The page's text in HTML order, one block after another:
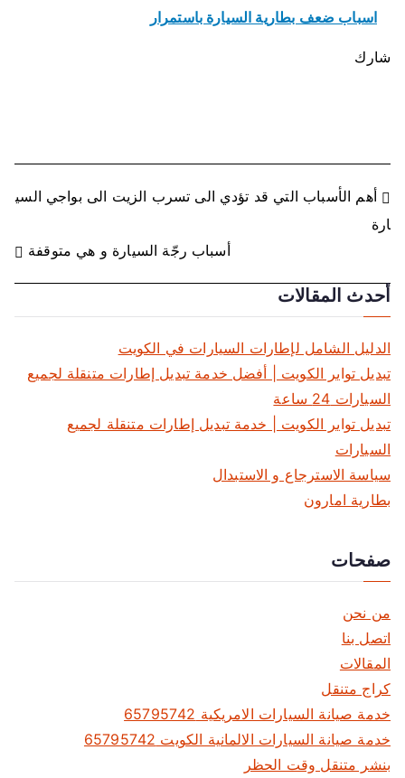
اسباب ضعف بطارية السيارة باستمرار
شارك
ت
ص
فّ
ح
ا
ل
م
ق
ا
ا
ت
أهم الأسباب التي قد تؤدي الى تسرب الزيت الى بواجي السي
ارة
أسباب رجّة السيارة و هي متوقفة
أحدث المقالات
الدليل الشامل لإطارات السيارات في الكويت
تبديل تواير الكويت | أفضل خدمة تبديل إطارات متنقلة لجميع
السيارات 24 ساعة
تبديل تواير الكويت | خدمة تبديل إطارات متنقلة لجميع
السيارات
سياسة الاسترجاع و الاستبدال
بطارية امارون
صفحات
من نحن
اتصل بنا
المقالات
كراج متنقل
خدمة صيانة السيارات الامريكية 65795742
خدمة صيانة السيارات الالمانية الكويت 65795742
بنشر متنقل وقت الحظر